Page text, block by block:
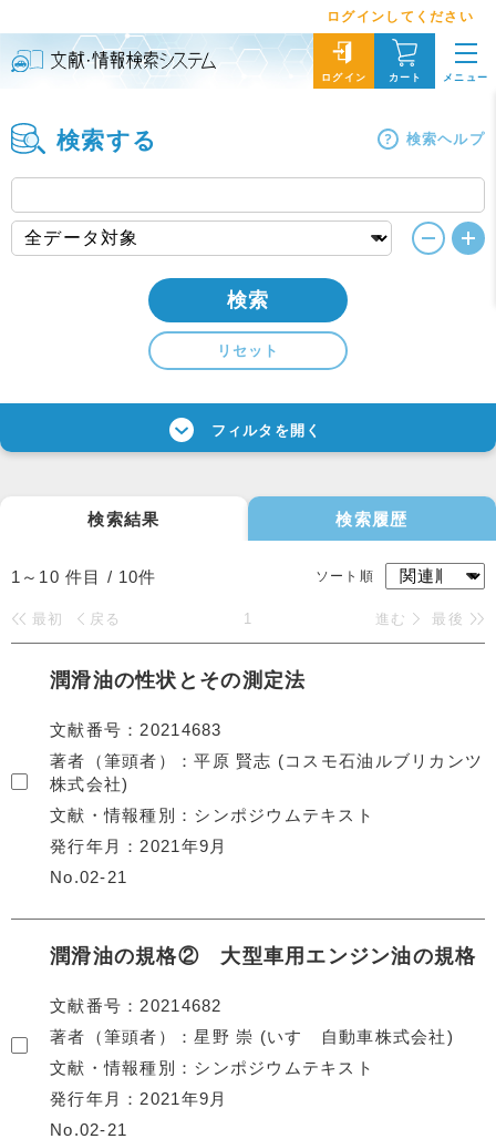
ログインしてください
ログイン カート メニュー
検索する 検索ヘルプ
検索
リセット
フィルタを開く
検索結果 検索履歴
1～10 件目 / 10件 ソート順
最初 戻る 1 進む 最後
潤滑油の性状とその測定法
文献番号
20214683
著者（筆頭者）
平原 賢志 (コスモ石油ルブリカンツ
株式会社)
文献・情報種別
シンポジウムテキスト
発行年月
2021年9月
No.02-21
潤滑油の規格② 大型車用エンジン油の規格
文献番号
20214682
著者（筆頭者）
星野 崇 (いすゞ自動車株式会社)
文献・情報種別
シンポジウムテキスト
発行年月
2021年9月
No.02-21